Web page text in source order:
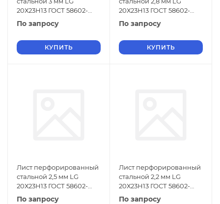
20Х23Н13 ГОСТ 58602-
2019
По запросу
КУПИТЬ
20Х23Н13 ГОСТ 58602-
2019
По запросу
КУПИТЬ
Лист перфорированный
стальной 2,5 мм LG
20Х23Н13 ГОСТ 58602-
2019
По запросу
Лист перфорированный
стальной 2,2 мм LG
20Х23Н13 ГОСТ 58602-
2019
По запросу